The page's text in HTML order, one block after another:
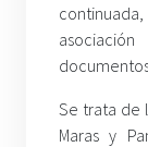
Se trata de
Maras y